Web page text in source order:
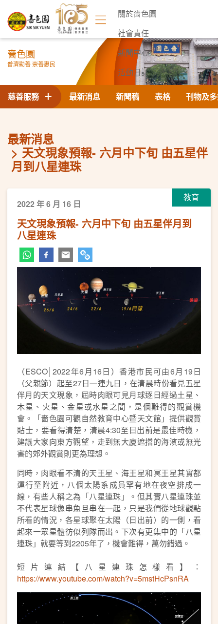
關於嗇色園
社會責任
新聞中心
活動日誌
聯絡我們
嗇色園
普濟勸善 崇善惠民
最新消息 新聞稿 表格 刊物及
慈善服務
最新消息
天文現象預報- 六月中下旬 由五星伴
月到八星連珠
教育
2022 年 6 月 16 日
天文現象預報- 六月中下旬 由五星伴月到
八星連珠
（ESCO│2022年6月16日）香港市民可由6月19日
（父親節）起至27日一連九日，在清晨時份看見五星
伴月的天文現象，屆時肉眼可見月球逐日經過土星、
木星、火星、金星或水星之間，是個難得的觀賞機
會。「嗇色園可觀自然教育中心暨天文館」提供觀賞
貼士，要看得清楚，清晨4:30至日出前是最佳時機，
建議大家向東方觀望，走到無大廈遮擋的海濱或無光
害的郊外觀賞則更為理想。
同時，肉眼看不清的天王星、海王星和冥王星其實都
運行至附近，八個太陽系成員罕有地在夜空排成一
線，有些人稱之為「八星連珠」。但其實八星連珠並
不代表星球像串魚旦串在一起，只是我們從地球觀點
所看的情況，各星球聚在太陽（日出前）的一側，看
起來一眾星體彷似列隊而出。下次有更集中的「八星
連珠」就要等到2205年了，機會難得，萬勿錯過。
短片連結【八星連珠怎樣看】：
https://www.youtube.com/watch?v=5mstHcPsnRA